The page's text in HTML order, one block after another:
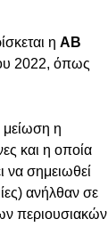
η ΑΒ
2022, όπως
μείωση η
και η οποία
να σημειωθεί
ανήλθαν σε
περιουσιακών